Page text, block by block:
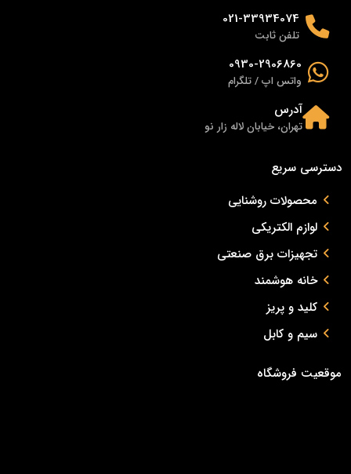
021-33934074
تلفن ثابت
0930-2906860
واتس اپ / تلگرام
آدرس
تهران، خیابان لاله زار نو
دسترسی سریع
محصولات روشنایی
لوازم الکتریکی
تجهیزات برق صنعتی
خانه هوشمند
کلید و پریز
سیم و کابل
موقعیت فروشگاه